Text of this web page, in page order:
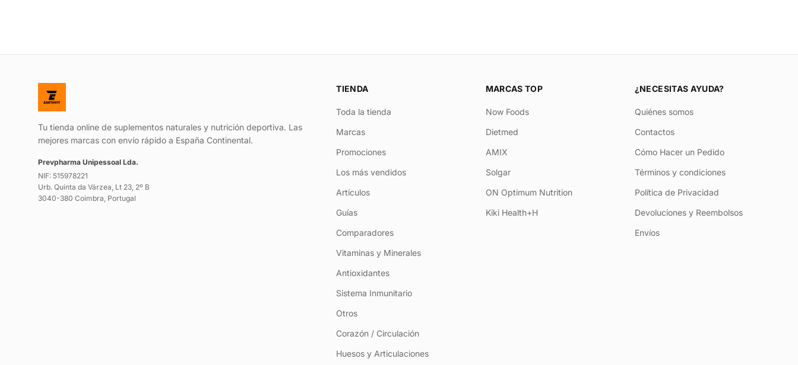
Tu tienda online de suplementos naturales y nutrición deportiva. Las
mejores marcas con envío rápido a España Continental.
Prevpharma Unipessoal Lda.
NIF: 515978221
Urb. Quinta da Várzea, Lt 23, 2º B
3040-380 Coimbra, Portugal
TIENDA
Toda la tienda
Marcas
Promociones
Los más vendidos
Artículos
Guías
Comparadores
Vitaminas y Minerales
Antioxidantes
Sistema Inmunitario
Otros
Corazón / Circulación
Huesos y Articulaciones
MARCAS TOP
Now Foods
Dietmed
AMIX
Solgar
ON Optimum Nutrition
Kiki Health+H
¿NECESITAS AYUDA?
Quiénes somos
Contactos
Cómo Hacer un Pedido
Términos y condiciones
Política de Privacidad
Devoluciones y Reembolsos
Envíos